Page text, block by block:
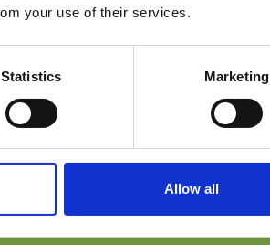
your use of their services.
Statistics Marketing
Allow all